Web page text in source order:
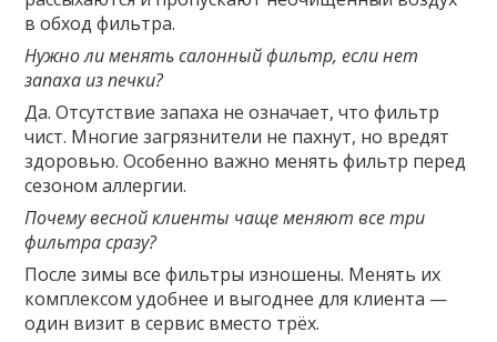
в обход фильтра.
Нужно ли менять салонный фильтр, если нет
запаха из печки?
Да. Отсутствие запаха не означает, что фильтр
чист. Многие загрязнители не пахнут, но вредят
здоровью. Особенно важно менять фильтр перед
сезоном аллергии.
Почему весной клиенты чаще меняют все три
фильтра сразу?
После зимы все фильтры изношены. Менять их
комплексом удобнее и выгоднее для клиента —
один визит в сервис вместо трёх.